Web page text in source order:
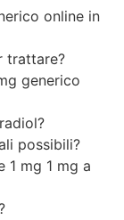
online in
trattare?
generico
possibili?
1 mg 1 mg a